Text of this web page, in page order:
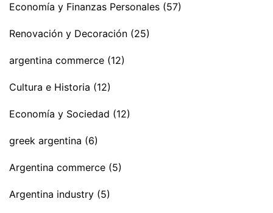
Economía y Finanzas Personales (57)
Renovación y Decoración (25)
argentina commerce (12)
Cultura e Historia (12)
Economía y Sociedad (12)
greek argentina (6)
Argentina commerce (5)
Argentina industry (5)